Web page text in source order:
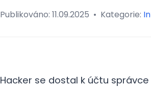
Publikováno: 11.09.2025 • Kategorie:
Hacker se dostal k účtu